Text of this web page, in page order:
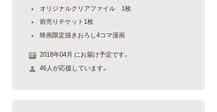
オリジナルクリアファイル 1枚
前売りチケット1枚
映画限定描きおろし4コマ漫画
2018年04月 にお届け予定です。
46人が応援しています。